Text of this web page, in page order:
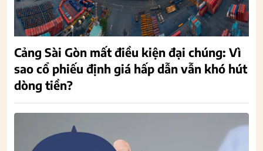
Cảng Sài Gòn mất điều kiện đại chúng: Vì
sao cổ phiếu định giá hấp dẫn vẫn khó hút
dòng tiền?